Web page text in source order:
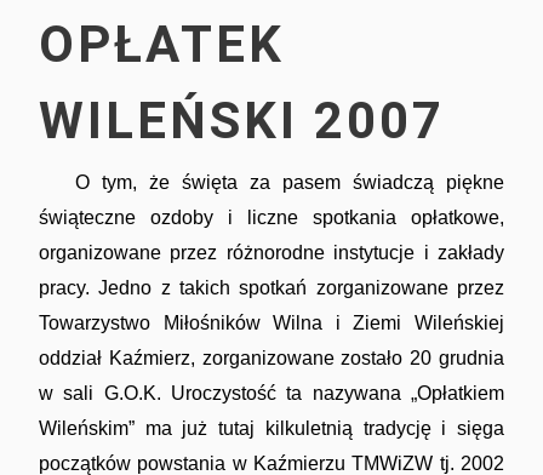
OPŁATEK
WILEŃSKI 2007
O tym, że święta za pasem świadczą piękne
świąteczne ozdoby i liczne spotkania opłatkowe,
organizowane przez różnorodne instytucje i zakłady
pracy. Jedno z takich spotkań zorganizowane przez
Towarzystwo Miłośników Wilna i Ziemi Wileńskiej
oddział Kaźmierz, zorganizowane zostało 20 grudnia
w sali G.O.K. Uroczystość ta nazywana „Opłatkiem
Wileńskim” ma już tutaj kilkuletnią tradycję i sięga
początków powstania w Kaźmierzu TMWiZW tj. 2002